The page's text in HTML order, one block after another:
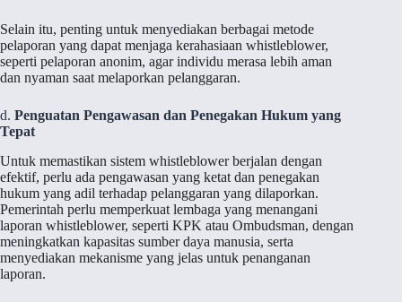
Selain itu, penting untuk menyediakan berbagai metode
pelaporan yang dapat menjaga kerahasiaan whistleblower,
seperti pelaporan anonim, agar individu merasa lebih aman
dan nyaman saat melaporkan pelanggaran.
d. Penguatan Pengawasan dan Penegakan Hukum yang
Tepat
Untuk memastikan sistem whistleblower berjalan dengan
efektif, perlu ada pengawasan yang ketat dan penegakan
hukum yang adil terhadap pelanggaran yang dilaporkan.
Pemerintah perlu memperkuat lembaga yang menangani
laporan whistleblower, seperti KPK atau Ombudsman, dengan
meningkatkan kapasitas sumber daya manusia, serta
menyediakan mekanisme yang jelas untuk penanganan
laporan.